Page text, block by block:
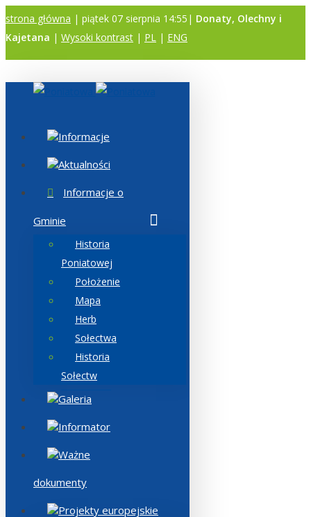
strona główna | piątek 07 sierpnia 14:55| Donaty, Olechny i
Kajetana | Wysoki kontrast | PL | ENG
Informacje
Aktualności
Informacje o
Gminie
Historia
Poniatowej
Położenie
Mapa
Herb
Sołectwa
Historia
Sołectw
Galeria
Informator
Ważne
dokumenty
Projekty europejskie